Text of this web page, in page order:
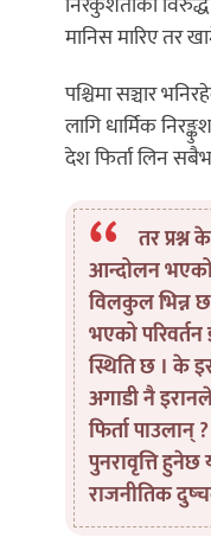
मानिस मारिए तर
पश्चिमा सञ्चार
लागि धार्मिक
देश फिर्ता लिन
तर
आन्दोलन भएको
विलकुल भिन्न
भएको
स्थिति छ । के
अगाडी नै
फिर्ता पाउलान्
पुनरावृत्ति
राजनीतिक